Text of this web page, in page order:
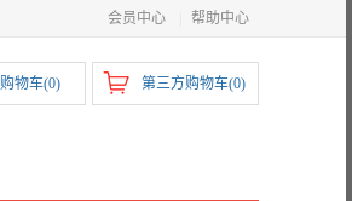
会员中心 帮助中心
第三方购物车(0)
购物车(0)